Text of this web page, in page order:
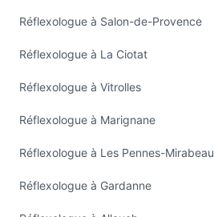
Réflexologue à Salon-de-Provence
Réflexologue à La Ciotat
Réflexologue à Vitrolles
Réflexologue à Marignane
Réflexologue à Les Pennes-Mirabeau
Réflexologue à Gardanne